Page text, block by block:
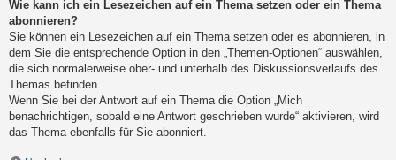
Wie kann ich ein Lesezeichen auf ein Thema setzen oder ein Thema
abonnieren?
Sie können ein Lesezeichen auf ein Thema setzen oder es abonnieren, in
dem Sie die entsprechende Option in den „Themen-Optionen“ auswählen,
die sich normalerweise ober- und unterhalb des Diskussionsverlaufs des
Themas befinden.
Wenn Sie bei der Antwort auf ein Thema die Option „Mich
benachrichtigen, sobald eine Antwort geschrieben wurde“ aktivieren, wird
das Thema ebenfalls für Sie abonniert.